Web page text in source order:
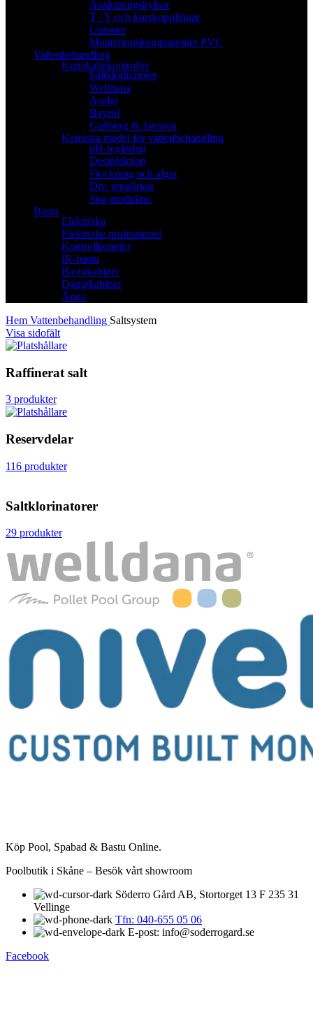
Anslutningshylsor
T / Y och korskopplingar
Unioner
Monteringskomponenter PVC
Vattenbehandling
Kemikaliekontroller
Saltklorinatorer
Welldana
Aseko
Bayrol
Gullberg & Jansson
Kemiska medel för vattenbehandling
pH-reglering
Desinfektion
Flockning och alger
Div. rengöring
Spa produkter
Bastu
Elektriska
Elektriske professionel
Kontrollpaneler
IR-bastu
Bastukabiner
Dampkabiner
Ånga
Hem Vattenbehandling Saltsystem
Visa sidofält
Raffinerat salt
3 produkter
Reservdelar
116 produkter
Saltklorinatorer
29 produkter
Köp Pool, Spabad & Bastu Online.
Poolbutik i Skåne – Besök vårt showroom
Söderro Gård AB, Stortorget 13 F 235 31
Vellinge
Tfn: 040-655 05 06
E-post: info@soderrogard.se
Facebook